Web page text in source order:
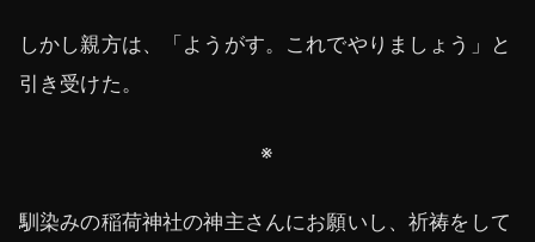
しかし親方は、「ようがす。これでやりましょう」と
引き受けた。
※
馴染みの稲荷神社の神主さんにお願いし、祈祷をして